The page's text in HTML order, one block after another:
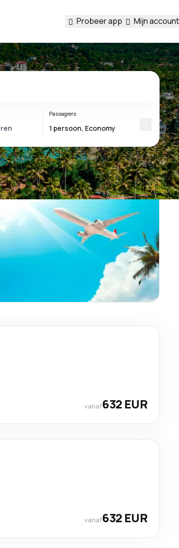
Probeer app Mijn account
Passagiers
vanaf632 EUR
vanaf632 EUR